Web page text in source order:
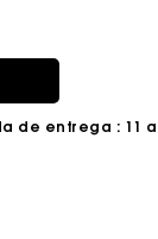
de entrega : 11